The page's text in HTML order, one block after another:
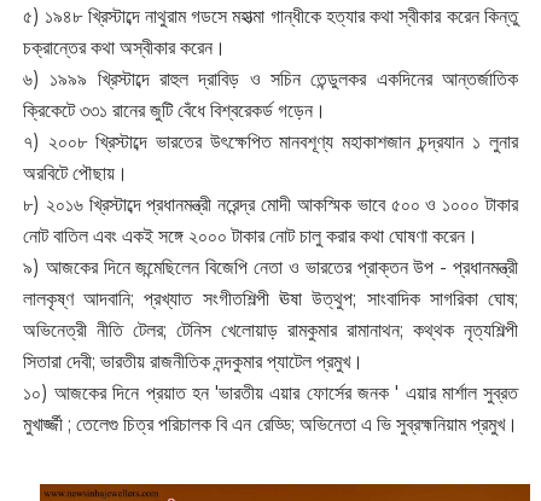
৫) ১৯৪৮ খ্রিস্টাব্দে নাথুরাম গডসে মহাত্মা গান্ধীকে হত্যার কথা স্বীকার করেন কিন্তু
চক্রান্তের কথা অস্বীকার করেন।
৬) ১৯৯৯ খ্রিস্টাব্দে রাহুল দ্রাবিড় ও সচিন তেন্ডুলকর একদিনের আন্তর্জাতিক
ক্রিকেটে ৩৩১ রানের জুটি বেঁধে বিশ্বরেকর্ড গড়েন।
৭) ২০০৮ খ্রিস্টাব্দে ভারতের উৎক্ষেপিত মানবশূণ্য মহাকাশজান চন্দ্রযান ১ লুনার
অরবিটে পৌছায়।
৮) ২০১৬ খ্রিস্টাব্দে প্রধানমন্ত্রী নরেন্দ্র মোদী আকস্মিক ভাবে ৫০০ ও ১০০০ টাকার
নোট বাতিল এবং একই সঙ্গে ২০০০ টাকার নোট চালু করার কথা ঘোষণা করেন।
৯) আজকের দিনে জন্মেছিলেন বিজেপি নেতা ও ভারতের প্রাক্তন উপ - প্রধানমন্ত্রী
লালকৃষ্ণ আদবানি; প্রখ্যাত সংগীতশিল্পী ঊষা উত্থুপ; সাংবাদিক সাগরিকা ঘোষ;
অভিনেত্রী নীতি টেলর; টেনিস খেলোয়াড় রামকুমার রামানাথন; কথ্থক নৃত্যশিল্পী
সিতারা দেবী; ভারতীয় রাজনীতিক নন্দকুমার প্যাটেল প্রমুখ।
১০) আজকের দিনে প্রয়াত হন 'ভারতীয় এয়ার ফোর্সের জনক ' এয়ার মার্শাল সুব্রত
মুখার্জ্জী ; তেলেগু চিত্র পরিচালক বি এন রেড্ডি; অভিনেতা এ ভি সুব্রহ্মনিয়াম প্রমুখ।